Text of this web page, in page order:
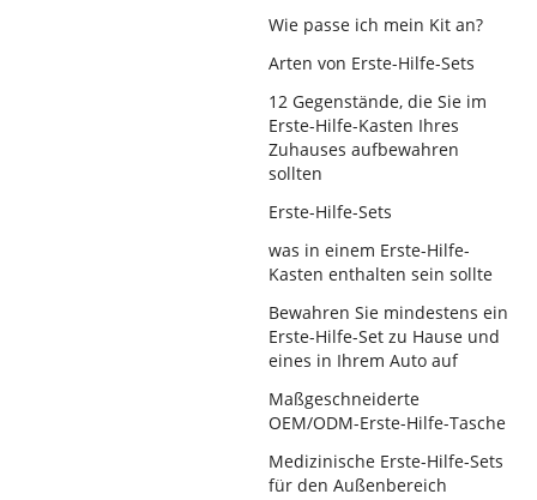
Wie passe ich mein Kit an?
Arten von Erste-Hilfe-Sets
12 Gegenstände, die Sie im
Erste-Hilfe-Kasten Ihres
Zuhauses aufbewahren
sollten
Erste-Hilfe-Sets
was in einem Erste-Hilfe-
Kasten enthalten sein sollte
Bewahren Sie mindestens ein
Erste-Hilfe-Set zu Hause und
eines in Ihrem Auto auf
Maßgeschneiderte
OEM/ODM-Erste-Hilfe-Tasche
Medizinische Erste-Hilfe-Sets
für den Außenbereich